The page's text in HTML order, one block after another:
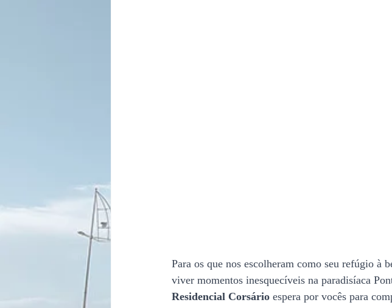
Para os que nos escolheram como seu refúgio à
viver momentos inesquecíveis na paradisíaca
Residencial Corsário espera por vocês para